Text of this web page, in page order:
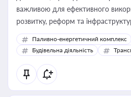
важливою для ефективного
розвитку, реформ та
Паливно-енергетичний комплекс
Будівельна діяльність